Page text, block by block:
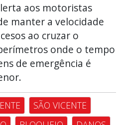
aos motoristas
manter a velocidade
ao cruzar o
onde o tempo
de emergência é
SÃO VICENTE